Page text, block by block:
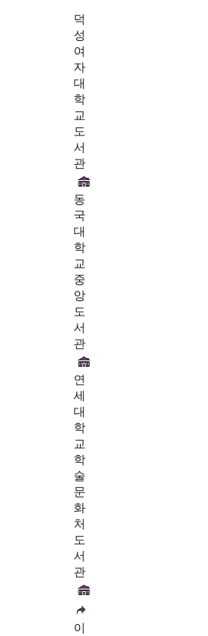
덕
성
여
자
대
학
교
도
서
관
동
국
대
학
교
중
앙
도
서
관
연
세
대
학
교
학
술
문
화
처
도
서
관
이